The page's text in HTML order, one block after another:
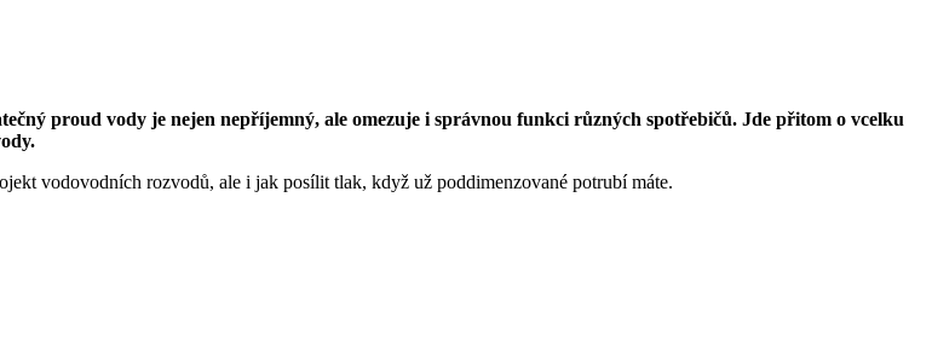
proud vody je nejen nepříjemný, ale omezuje i správnou funkci různých spotřebičů. Jde přitom o vcelku
vodovodních rozvodů, ale i jak posílit tlak, když už poddimenzované potrubí máte.